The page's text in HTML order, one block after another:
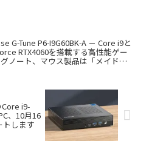
G-Tune P6-I9G60BK-A － Core i9と
RTX4060を搭載する高性能ゲー
ノート、マウス製品は「メイドイ
Core i9-
、10月16
トします